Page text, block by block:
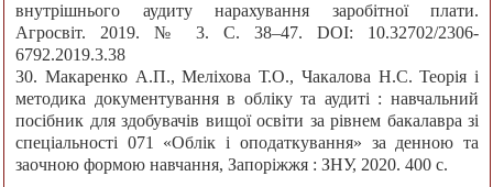
внутрішнього аудиту нарахування заробітної плати.
Агросвіт. 2019. № 3. С. 38–47. DOI: 10.32702/2306-
6792.2019.3.38
30. Макаренко А.П., Меліхова Т.О., Чакалова Н.С. Теорія і
методика документування в обліку та аудиті : навчальний
посібник для здобувачів вищої освіти за рівнем бакалавра зі
спеціальності 071 «Облік і оподаткування» за денною та
заочною формою навчання, Запоріжжя : ЗНУ, 2020. 400 с.